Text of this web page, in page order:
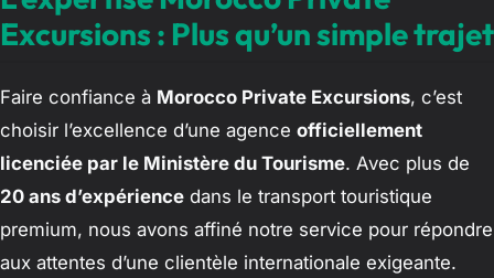
Excursions : Plus qu’un simple trajet
Faire confiance à Morocco Private Excursions, c’est
choisir l’excellence d’une agence officiellement
licenciée par le Ministère du Tourisme. Avec plus de
20 ans d’expérience dans le transport touristique
premium, nous avons affiné notre service pour répondre
aux attentes d’une clientèle internationale exigeante.